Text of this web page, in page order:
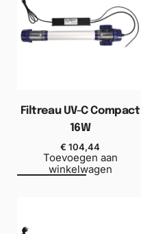
Filtreau UV-C Compact
16W
€ 104,44
Toevoegen aan
winkelwagen